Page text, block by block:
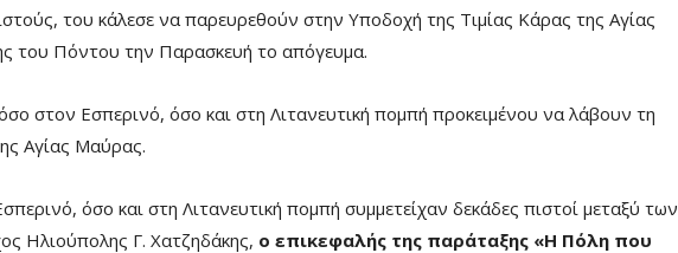
του κάλεσε να παρευρεθούν στην Υποδοχή της Τιμίας Κάρας της Αγίας
του Πόντου την Παρασκευή το απόγευμα.
στον Εσπερινό, όσο και στη Λιτανευτική πομπή προκειμένου να λάβουν τη
Αγίας Μαύρας.
όσο και στη Λιτανευτική πομπή συμμετείχαν δεκάδες πιστοί μεταξύ των
Ηλιούπολης Γ. Χατζηδάκης, ο επικεφαλής της παράταξης «Η Πόλη που